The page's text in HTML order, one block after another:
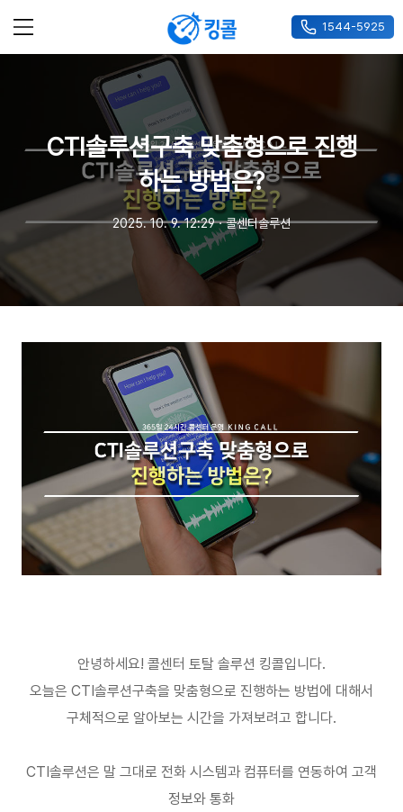
1544-5925
메뉴
CTI솔루션구축 맞춤형으로 진행
하는 방법은?
2025. 10. 9. 12:29ㆍ콜센터솔루션
안녕하세요! 콜센터 토탈 솔루션 킹콜입니다.
오늘은 CTI솔루션구축을 맞춤형으로 진행하는 방법에 대해서
구체적으로 알아보는 시간을 가져보려고 합니다.
CTI솔루션은 말 그대로 전화 시스템과 컴퓨터를 연동하여 고객
정보와 통화